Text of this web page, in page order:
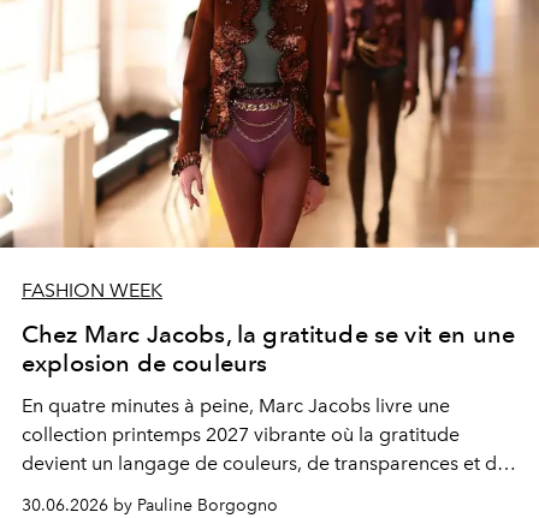
FASHION WEEK
Chez Marc Jacobs, la gratitude se vit en une
explosion de couleurs
En quatre minutes à peine, Marc Jacobs livre une
collection printemps 2027 vibrante où la gratitude
devient un langage de couleurs, de transparences et de
proportions audacieuses.
30.06.2026 by Pauline Borgogno